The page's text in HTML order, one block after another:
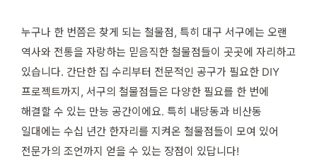
누구나 한 번쯤은 찾게 되는 철물점, 특히 대구 서구에는 오랜
역사와 전통을 자랑하는 믿음직한 철물점들이 곳곳에 자리하고
있습니다. 간단한 집 수리부터 전문적인 공구가 필요한 DIY
프로젝트까지, 서구의 철물점들은 다양한 필요를 한 번에
해결할 수 있는 만능 공간이에요. 특히 내당동과 비산동
일대에는 수십 년간 한자리를 지켜온 철물점들이 모여 있어
전문가의 조언까지 얻을 수 있는 장점이 있답니다!